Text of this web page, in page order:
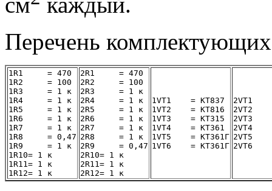
Перечень комплектующих
1R1	= 470
1R2	= 100
1R3	= 1 к
1R4	= 1 к
1R5	= 1 к
1R6	= 1 к
1R7	= 1 к
1R8	= 0,47
1R9	= 1 к
1R10= 1 к
1R11= 1 к
2R1	= 470
2R2	= 100
2R3	= 1 к
2R4	= 1 к
2R5	= 1 к
2R6	= 1 к
2R7	= 1 к
2R8	= 1 к
2R9	= 0,47
2R10= 1 к
2R11= 1 к
1VT1	= КТ837
1VT2	= КТ816
1VT3	= КТ315
1VT4	= КТ361
1VT5	= КТ361Г
2VT1	= КТ805АМ
2VT2	= КТ817
2VT3	= КТ361Г
2VT4	= КТ315Г
2VT5	= КТ315Г